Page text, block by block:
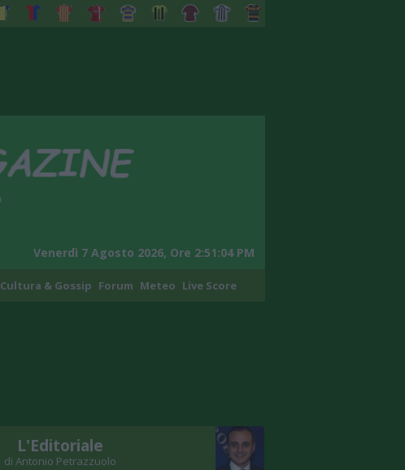
Venerdì 7 Agosto 2026, Ore 2:51:05 PM
Cultura & Gossip Forum Meteo Live Score
L'Editoriale
di Antonio Petrazzuolo